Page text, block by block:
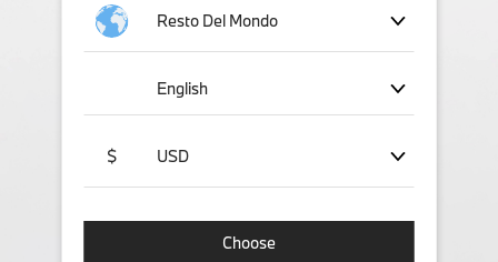
Resto Del Mondo
English
$ USD
Choose